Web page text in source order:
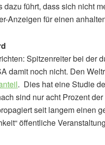
dazu führt, dass sich nicht
Anzeigen für einen
Spitzenreiter bei der
damit noch nicht. Den
. Dies hat eine Studie
sind nur acht Prozent
seit langem einen
öffentliche